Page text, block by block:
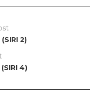
2)
4)